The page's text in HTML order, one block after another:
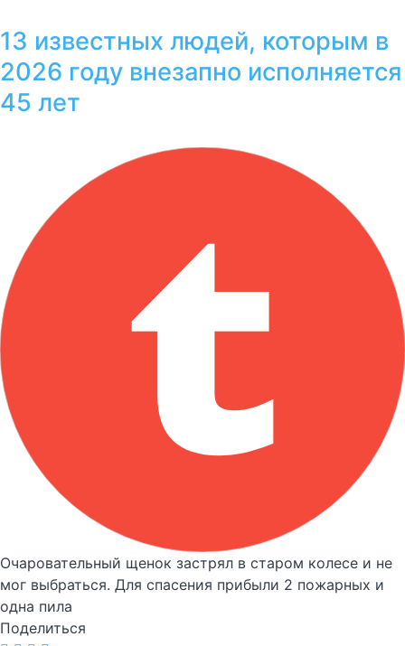
13 известных людей, которым в
2026 году внезапно исполняется
45 лет
Очаровательный щенок застрял в старом колесе и не
мог выбраться. Для спасения прибыли 2 пожарных и
одна пила
Поделиться